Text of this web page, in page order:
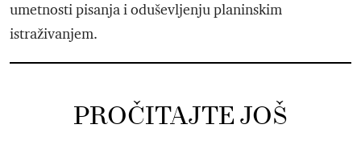
umetnosti pisanja i oduševljenju planinskim
istraživanjem.
PROČITAJTE JOŠ